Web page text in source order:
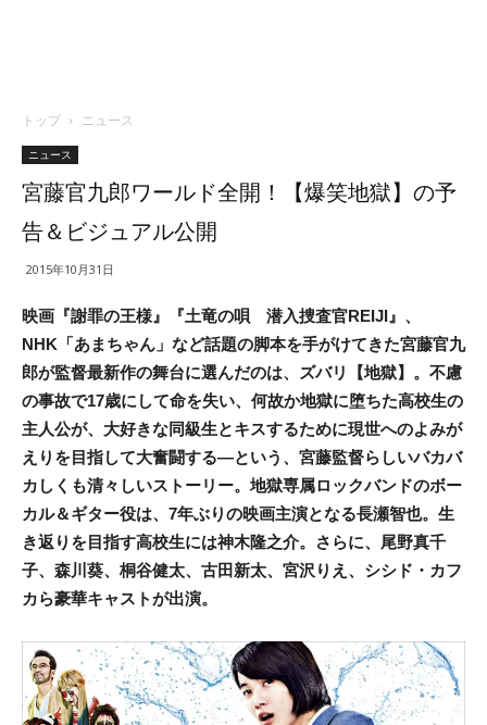
トップ ニュース
ニュース
宮藤官九郎ワールド全開！【爆笑地獄】の予
告＆ビジュアル公開
2015年10月31日
映画『謝罪の王様』『土竜の唄 潜入捜査官REIJI』、
NHK「あまちゃん」など話題の脚本を手がけてきた宮藤官九
郎が監督最新作の舞台に選んだのは、ズバリ【地獄】。不慮
の事故で17歳にして命を失い、何故か地獄に堕ちた高校生の
主人公が、大好きな同級生とキスするために現世へのよみが
えりを目指して大奮闘する―という、宮藤監督らしいバカバ
カしくも清々しいストーリー。地獄専属ロックバンドのボー
カル＆ギター役は、7年ぶりの映画主演となる長瀬智也。生
き返りを目指す高校生には神木隆之介。さらに、尾野真千
子、森川葵、桐谷健太、古田新太、宮沢りえ、シシド・カフ
カら豪華キャストが出演。